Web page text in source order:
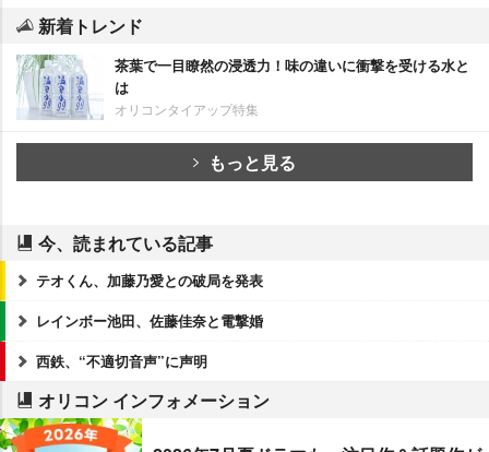
新着トレンド
茶葉で一目瞭然の浸透力！味の違いに衝撃を受ける水と
は
オリコンタイアップ特集
もっと見る
今、読まれている記事
テオくん、加藤乃愛との破局を発表
レインボー池田、佐藤佳奈と電撃婚
西鉄、“不適切音声”に声明
オリコン インフォメーション